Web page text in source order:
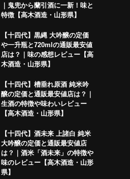
｜鬼兜から蘭引酒に一新！味と
特徴【高木酒造・山形県】
【十四代】黒縄 大吟醸の定価
や一升瓶と720mlの通販最安値
店は？｜味の感想レビュー【高
木酒造・山形県】
【十四代】槽垂れ原酒 純米吟
醸の定価と通販最安値店は？｜
生酒の特徴や味わいレビュー
【高木酒造・山形県】
【十四代】酒未来 上諸白 純米
大吟醸の定価と通販最安値店
は？｜酒米「酒未来」の特徴や
味のレビュー【高木酒造・山形
県】